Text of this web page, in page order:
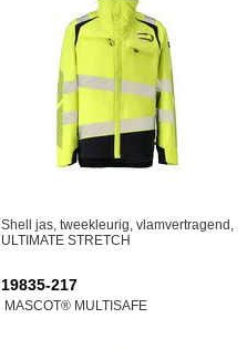
Shell jas, tweekleurig, vlamvertragend,
ULTIMATE STRETCH
19835-217
MASCOT® MULTISAFE